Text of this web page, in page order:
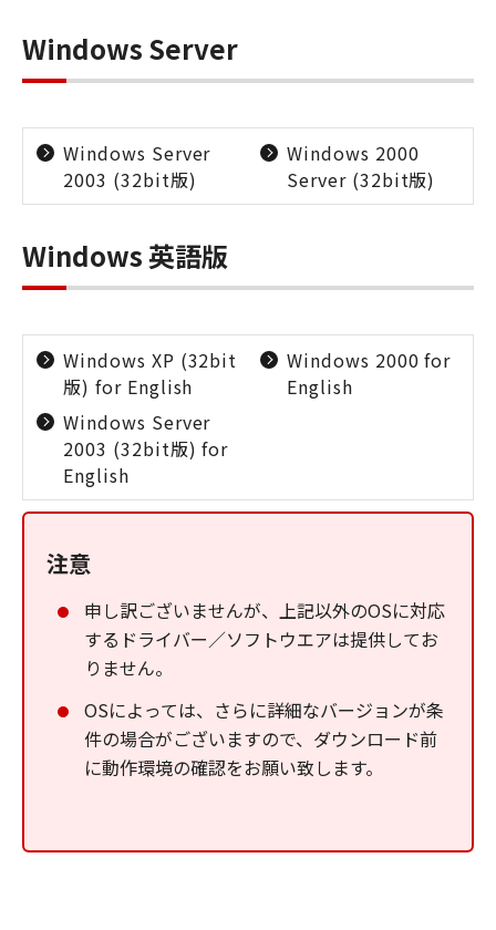
Windows Server
Windows Server
2003 (32bit版)
Windows 2000
Server (32bit版)
Windows 英語版
Windows XP (32bit
版) for English
Windows 2000 for
English
Windows Server
2003 (32bit版) for
English
注意
申し訳ございませんが、上記以外のOSに対応
するドライバー／ソフトウエアは提供してお
りません。
OSによっては、さらに詳細なバージョンが条
件の場合がございますので、ダウンロード前
に動作環境の確認をお願い致します。